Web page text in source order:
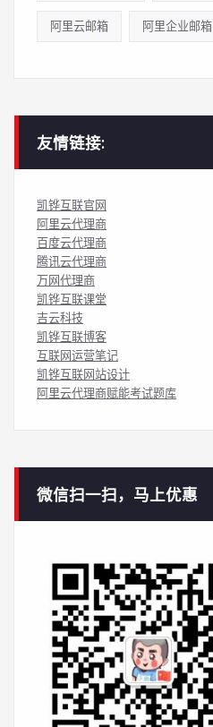
阿里云邮箱 阿里企业邮箱
友情链接:
凯铧互联官网
阿里云代理商
百度云代理商
腾讯云代理商
万网代理商
凯铧互联课堂
吉云科技
凯铧互联博客
互联网运营笔记
凯铧互联网站设计
阿里云代理商赋能考试题库
微信扫一扫，马上优惠